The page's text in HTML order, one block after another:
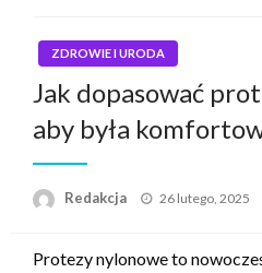
ZDROWIE I URODA
Jak dopasować
aby była
Redakcja Napisano
26 lutego, 2025
Protezy nylonowe to